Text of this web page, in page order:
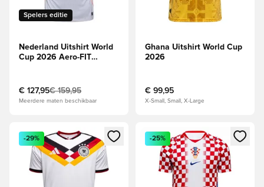
Spelers editie
Nederland Uitshirt World
Cup 2026 Aero-FIT
€ 127,95€ 159,95
Meerdere maten beschikbaar
Ghana Uitshirt World Cup
2026
€ 99,95
X-Small, Small, X-Large
Opent een venster om in te loggen of je aan te melden als
-29%
Opent een venster om in te
-25%